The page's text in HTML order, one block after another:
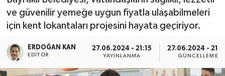
ve güvenilir yemeğe uygun fiyatla ulaşabilmeleri
için kent lokantaları projesini hayata geçiriyor.
ERDOĞAN KAN
EDITÖR
27.06.2024 - 21:15
YAYINLANMA
27.06.2024 -
GÜNCELLEME
Haber Arşivi